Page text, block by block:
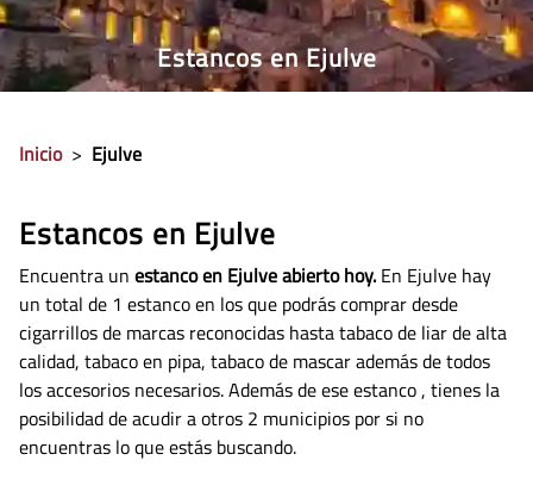
Estancos en Ejulve
Inicio > Ejulve
Estancos en Ejulve
Encuentra un estanco en Ejulve abierto hoy. En Ejulve hay
un total de 1 estanco en los que podrás comprar desde
cigarrillos de marcas reconocidas hasta tabaco de liar de alta
calidad, tabaco en pipa, tabaco de mascar además de todos
los accesorios necesarios.Además de ese estanco , tienes la
posibilidad de acudir a otros 2 municipios por si no
encuentras lo que estás buscando.